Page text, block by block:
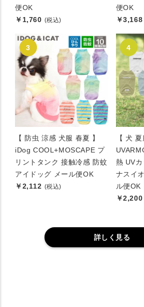
便OK
￥1,760 (税込)
便OK
￥3,168
【 防虫 涼感 犬服 春夏 】
iDog COOL+MOSCAPE プ
リントタンク 接触冷感 防蚊
アイドッグ メール便OK
￥2,112 (税込)
【 犬
熱 UV
ナスイ
ル便OK
￥2,200
詳しく見る